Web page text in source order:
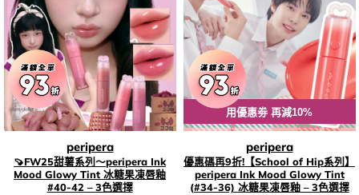
peripera
🍠FW25甜薯系列～peripera Ink
Mood Glowy Tint 冰糖果凍唇釉
#40-42 – 3色選擇
用優惠劵 再減10%
peripera
優惠碼再9折!【School of Hip系列】
peripera Ink Mood Glowy Tint
(#34-36) 冰糖果凍唇釉 – 3色選擇